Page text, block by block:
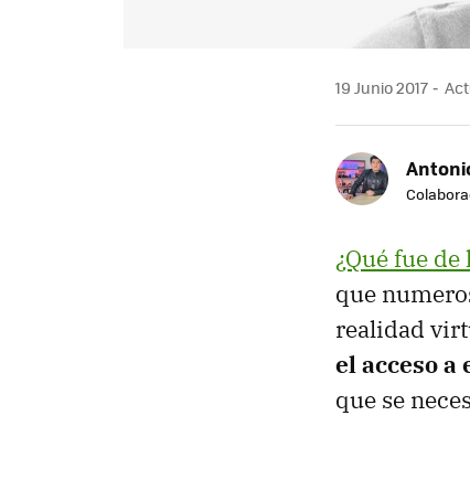
19 Junio 2017
¿Qué fue
que
realidad
el acceso
que se